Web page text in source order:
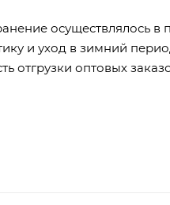
осуществлялось
и уход в зимний
отгрузки оптовых